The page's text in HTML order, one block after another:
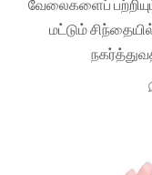
வேலைகளைப்
மட்டும்